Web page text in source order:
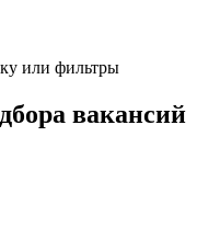
или фильтры
вакансий